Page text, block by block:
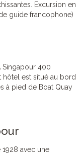
Excursion en
guide francophone)
Singapour 400
est situé au bord
à pied de Boat Quay
avec une